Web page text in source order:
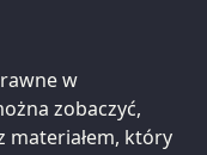
w
zobaczyć,
materiałem, który